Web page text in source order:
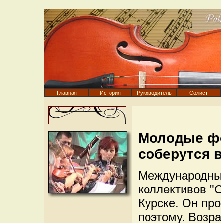
Главная История Руководитель Солист
Молодые
соберутся
коллективов
Курске. Он
поэтому.